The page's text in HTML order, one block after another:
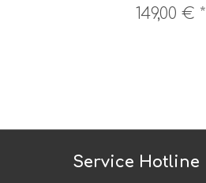
149,00 € *
Service Hotline